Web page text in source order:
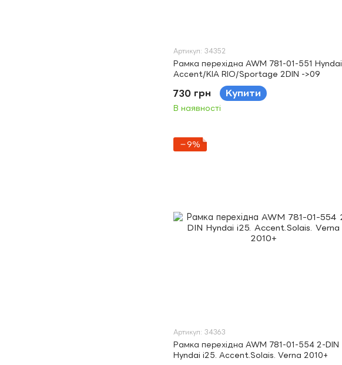
Артикул: 34352
Рамка перехідна AWM 781-01-551 Hyndai
Accent/KIA RIO/Sportage 2DIN ->09
730 грн Купити
В наявності
−9%
Артикул: 34363
Рамка перехідна AWM 781-01-554 2-DIN
Hyndai i25. Accent.Solais. Verna 2010+